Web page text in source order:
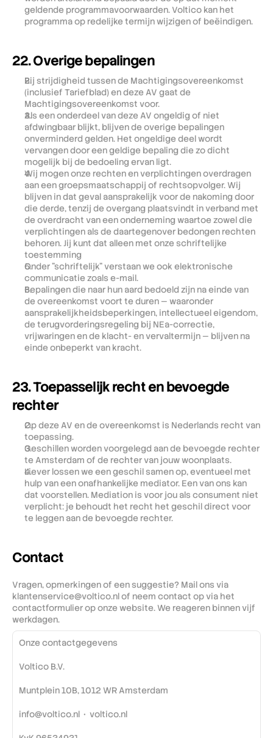
geldende programmavoorwaarden. Voltico kan het
programma op redelijke termijn wijzigen of beëindigen.
22. Overige bepalingen
Bij strijdigheid tussen de Machtigingsovereenkomst
(inclusief Tariefblad) en deze AV gaat de
Machtigingsovereenkomst voor.
Als een onderdeel van deze AV ongeldig of niet
afdwingbaar blijkt, blijven de overige bepalingen
onverminderd gelden. Het ongeldige deel wordt
vervangen door een geldige bepaling die zo dicht
mogelijk bij de bedoeling ervan ligt.
Wij mogen onze rechten en verplichtingen overdragen
aan een groepsmaatschappij of rechtsopvolger. Wij
blijven in dat geval aansprakelijk voor de nakoming door
die derde, tenzij de overgang plaatsvindt in verband met
de overdracht van een onderneming waartoe zowel die
verplichtingen als de daartegenover bedongen rechten
behoren. Jij kunt dat alleen met onze schriftelijke
toestemming
Onder "schriftelijk" verstaan we ook elektronische
communicatie zoals e-mail.
Bepalingen die naar hun aard bedoeld zijn na einde van
de overeenkomst voort te duren — waaronder
aansprakelijkheidsbeperkingen, intellectueel eigendom,
de terugvorderingsregeling bij NEa-correctie,
vrijwaringen en de klacht- en vervaltermijn — blijven na
einde onbeperkt van kracht.
23. Toepasselijk recht en bevoegde
rechter
Op deze AV en de overeenkomst is Nederlands recht van
toepassing.
Geschillen worden voorgelegd aan de bevoegde rechter
te Amsterdam of de rechter van jouw woonplaats.
Liever lossen we een geschil samen op, eventueel met
hulp van een onafhankelijke mediator. Een van ons kan
dat voorstellen. Mediation is voor jou als consument niet
verplicht: je behoudt het recht het geschil direct voor
te leggen aan de bevoegde rechter.
Contact
Vragen, opmerkingen of een suggestie? Mail ons via
klantenservice@voltico.nl of neem contact op via het
contactformulier op onze website. We reageren binnen vijf
werkdagen.
Onze contactgegevens
Voltico B.V.
Muntplein 10B, 1012 WR Amsterdam
info@voltico.nl  •  voltico.nl